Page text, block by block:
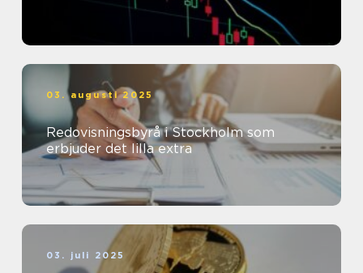
03. augusti 2025
Redovisningsbyrå i Stockholm som
erbjuder det lilla extra
03. juli 2025